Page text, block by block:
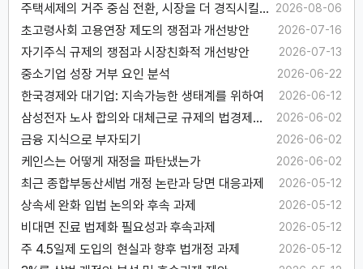
주택세제의 거주 중심 전환, 시장을 더 경직시킬
수 있다
2026-08-06
초고령사회 고용연장 제도의 쟁점과 개선방안 2026-07-16
자기주식 규제의 쟁점과 시장친화적 개선방안 2026-07-13
중소기업 성장 거부 요인 분석 2026-06-22
한국경제와 대기업: 지속가능한 생태계를 위하여 2026-06-12
삼성전자 노사 합의와 대체근로 규제의 법경제학
적 고찰
2026-06-02
금융 지식으로 부자되기 2026-06-02
케인스는 어떻게 재정을 파탄냈는가 2026-06-02
최근 종합부동산세법 개정 논란과 당면 대응과제 2026-05-12
상속세 완화 입법 논의와 후속 과제 2026-05-12
비대면 진료 법제화 필요성과 후속과제 2026-05-12
주 4.5일제 도입의 현실과 향후 법개정 과제 2026-05-12